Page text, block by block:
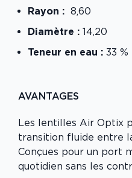
Rayon : 8,60
Diamètre : 14,20
Teneur en eau : 33
AVANTAGES
Les lentilles Air Optix
transition fluide entre
Conçues pour un port
quotidien sans les